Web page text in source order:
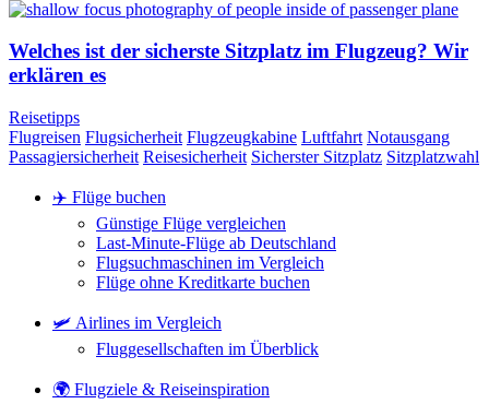
Welches ist der sicherste Sitzplatz im Flugzeug? Wir
erklären es
Reisetipps
Flugreisen Flugsicherheit Flugzeugkabine Luftfahrt Notausgang
Passagiersicherheit Reisesicherheit Sicherster Sitzplatz Sitzplatzwahl
✈️ Flüge buchen
Günstige Flüge vergleichen
Last-Minute-Flüge ab Deutschland
Flugsuchmaschinen im Vergleich
Flüge ohne Kreditkarte buchen
🛩️ Airlines im Vergleich
Fluggesellschaften im Überblick
🌍 Flugziele & Reiseinspiration